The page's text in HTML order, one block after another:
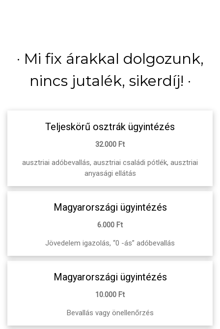
· Mi fix árakkal dolgozunk,
nincs jutalék, sikerdíj! ·
Teljeskörű osztrák ügyintézés
32.000 Ft
ausztriai adóbevallás, ausztriai családi pótlék, ausztriai
anyasági ellátás
Magyarországi ügyintézés
6.000 Ft
Jövedelem igazolás, “0 -ás” adóbevallás
Magyarországi ügyintézés
10.000 Ft
Bevallás vagy önellenőrzés